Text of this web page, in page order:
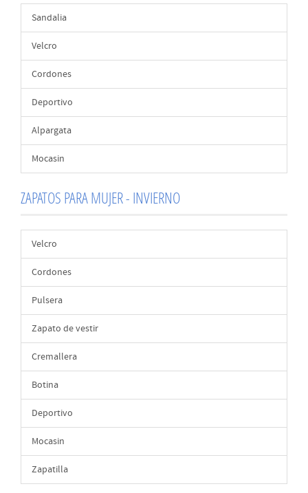
Sandalia
Velcro
Cordones
Deportivo
Alpargata
Mocasin
ZAPATOS PARA MUJER - INVIERNO
Velcro
Cordones
Pulsera
Zapato de vestir
Cremallera
Botina
Deportivo
Mocasin
Zapatilla